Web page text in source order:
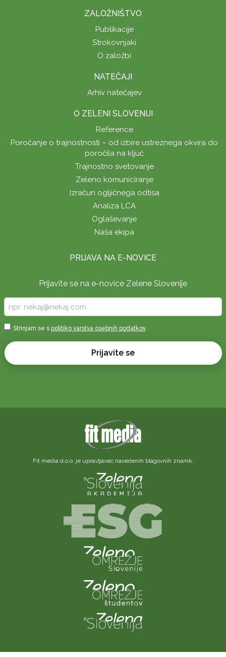
ZALOŽNIŠTVO
Publikacije
Strokovnjaki
O založbi
NATEČAJI
Arhiv natečajev
O ZELENI SLOVENIJI
Reference
Poročanje o trajnostnosti – od izbire ustreznega okvira do
poročila na ključ
Trajnostno svetovanje
Zeleno komuniciranje
Izračun ogljičnega odtisa
Analiza LCA
Oglaševanje
Naša ekipa
PRIJAVA NA E-NOVICE
Prijavite se na e-novice Zelene Slovenije
vaš
e-
Sprejmi
*
Strinjam se s politiko varstva osebnih podatkov
Prijavite se
Fit media d.o.o. je upravljavec navedenih blagovnih znamk.